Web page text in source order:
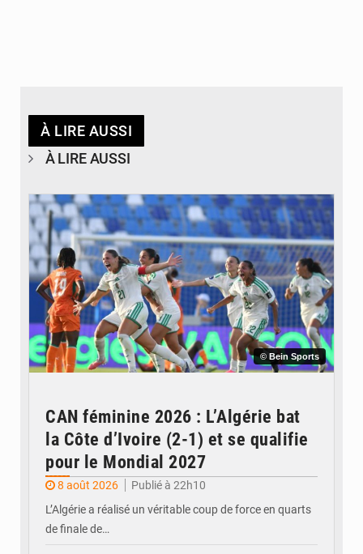
À LIRE AUSSI
À LIRE AUSSI
© Bein Sports
CAN féminine 2026 : L’Algérie bat
la Côte d’Ivoire (2-1) et se qualifie
pour le Mondial 2027
8 août 2026
Publié à 22h10
L’Algérie a réalisé un véritable coup de force en quarts
de finale de…